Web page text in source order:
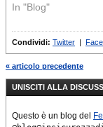
In "Blog"
Condividi: Twitter
« articolo precedente
UNISCITI ALLA
Questo è un blog del